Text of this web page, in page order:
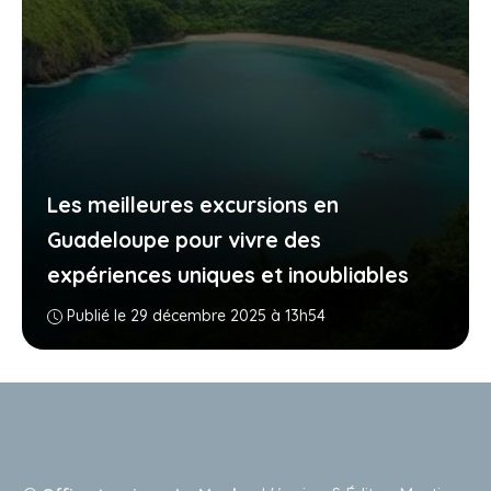
Les meilleures excursions en
Guadeloupe pour vivre des
expériences uniques et inoubliables
Publié le 29 décembre 2025 à 13h54